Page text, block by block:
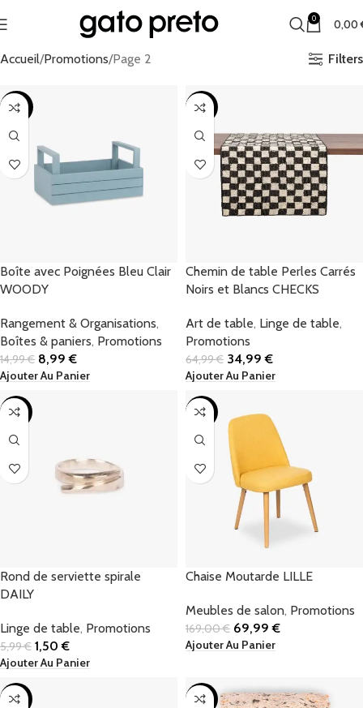
0 0,00
Accueil Promotions Page 2 Filters
-40%
Boîte avec Poignées Bleu Clair
WOODY
Rangement & Organisations,
Boîtes & paniers, Promotions
14,99€ 8,99€
Ajouter Au Panier
-46%
Chemin de table Perles Carrés
Noirs et Blancs CHECKS
Art de table, Linge de table,
Promotions
64,99€ 34,99€
Ajouter Au Panier
-75%
Rond de serviette spirale
DAILY
Linge de table, Promotions
5,99€ 1,50€
Ajouter Au Panier
-59%
Chaise Moutarde LILLE
Meubles de salon, Promotions
169,00€ 69,99€
Ajouter Au Panier
-26% -29%